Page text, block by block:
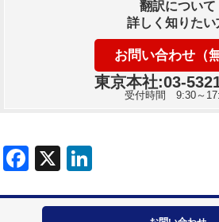
翻訳について
詳しく知りたい
お問い合わせ（無
東京本社:03-
受付時間 9:30～